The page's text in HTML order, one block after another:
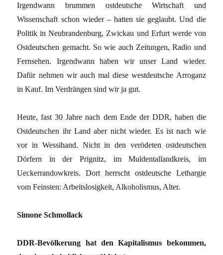
Irgendwann brummen ostdeutsche Wirtschaft und
Wissenschaft schon wieder – hatten sie geglaubt. Und die
Politik in Neubrandenburg, Zwickau und Erfurt werde von
Ostdeutschen gemacht. So wie auch Zeitungen, Radio und
Fernsehen. Irgendwann haben wir unser Land wieder.
Dafür nehmen wir auch mal diese westdeutsche Arroganz
in Kauf. Im Verdrängen sind wir ja gut.
Heute, fast 30 Jahre nach dem Ende der DDR, haben die
Ostdeutschen ihr Land aber nicht wieder. Es ist nach wie
vor in Wessihand. Nicht in den verödeten ostdeutschen
Dörfern in der Prignitz, im Muldentallandkreis, im
Ueckerrandowkreis. Dort herrscht ostdeutsche Lethargie
vom Feinsten: Arbeitslosigkeit, Alkoholismus, Alter.
Simone Schmollack
DDR-Bevölkerung hat den Kapitalismus bekommen,